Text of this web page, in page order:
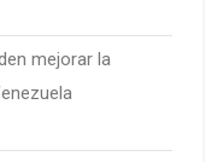
mejorar la